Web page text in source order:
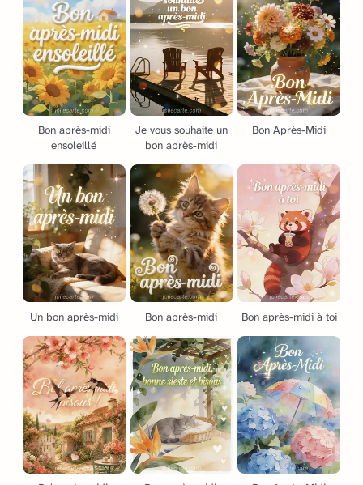
Bon après-midi
ensoleillé
Je vous souhaite un
bon après-midi
Bon Après-Midi
Un bon après-midi Bon après-midi Bon après-midi à toi